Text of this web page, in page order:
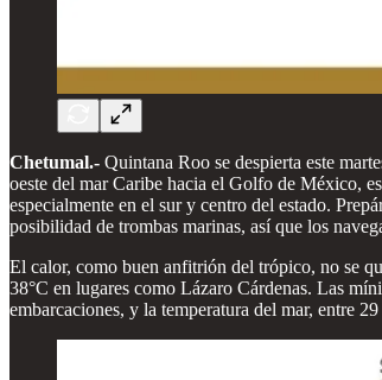
Chetumal.- Quintana Roo se despierta este
oeste del mar Caribe hacia el Golfo de México,
especialmente en el sur y centro del estado.
posibilidad de trombas marinas, así que los
El calor, como buen anfitrión del trópico, no se
38°C en lugares como Lázaro Cárdenas. Las
embarcaciones, y la temperatura del mar, entre